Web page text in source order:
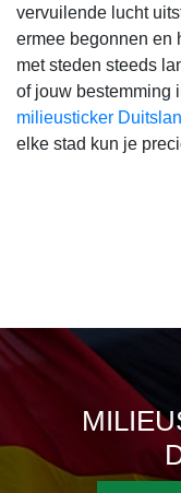
vervuilende lucht
ermee begonnen en
met steden steeds
of jouw bestemming
milieusticker
elke stad kun je